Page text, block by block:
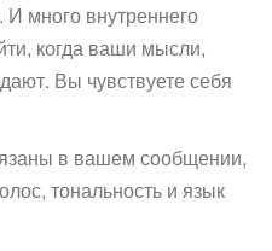
много внутреннего
когда ваши мысли,
Вы чувствуете себя
в вашем сообщении,
тональность и язык